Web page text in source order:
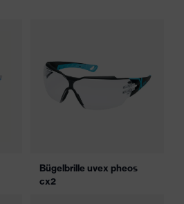
Bügelbrille uvex pheos
cx2